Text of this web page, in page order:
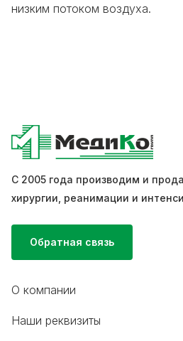
низким потоком воздуха.
С 2005 года производим и
хирургии, реанимации и
Обратная связь
О компании
Наши реквизиты